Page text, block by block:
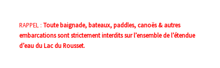
RAPPEL : Toute baignade, bateaux, paddles, canoës & autres
embarcations sont strictement interdits sur l’ensemble de l’étendue
d’eau du Lac du Rousset.